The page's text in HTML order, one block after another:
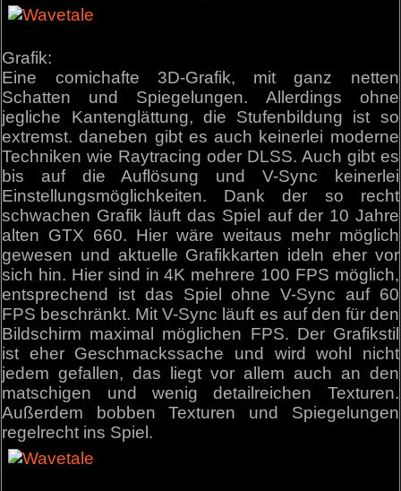
Grafik:
Eine comichafte 3D-Grafik, mit ganz netten
Schatten und Spiegelungen. Allerdings ohne
jegliche Kantenglättung, die Stufenbildung ist so
extremst. daneben gibt es auch keinerlei moderne
Techniken wie Raytracing oder DLSS. Auch gibt es
bis auf die Auflösung und V-Sync keinerlei
Einstellungsmöglichkeiten. Dank der so recht
schwachen Grafik läuft das Spiel auf der 10 Jahre
alten GTX 660. Hier wäre weitaus mehr möglich
gewesen und aktuelle Grafikkarten ideln eher vor
sich hin. Hier sind in 4K mehrere 100 FPS möglich,
entsprechend ist das Spiel ohne V-Sync auf 60
FPS beschränkt. Mit V-Sync läuft es auf den für den
Bildschirm maximal möglichen FPS. Der Grafikstil
ist eher Geschmackssache und wird wohl nicht
jedem gefallen, das liegt vor allem auch an den
matschigen und wenig detailreichen Texturen.
Außerdem bobben Texturen und Spiegelungen
regelrecht ins Spiel.